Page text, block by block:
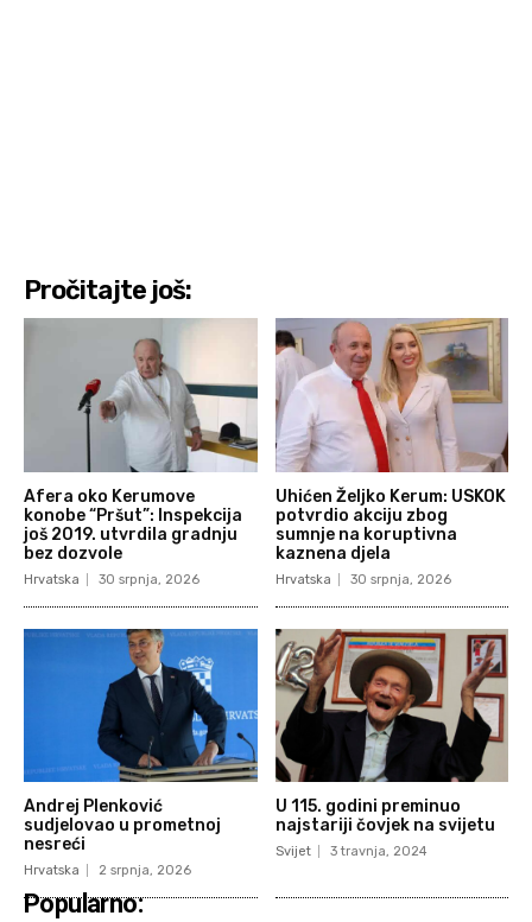
Pročitajte još:
Afera oko Kerumove
konobe “Pršut”: Inspekcija
još 2019. utvrdila gradnju
bez dozvole
Hrvatska 30 srpnja, 2026
Uhićen Željko Kerum: USKOK
potvrdio akciju zbog
sumnje na koruptivna
kaznena djela
Hrvatska 30 srpnja, 2026
Andrej Plenković
sudjelovao u prometnoj
nesreći
Hrvatska 2 srpnja, 2026
U 115. godini preminuo
najstariji čovjek na svijetu
Svijet 3 travnja, 2024
Popularno: